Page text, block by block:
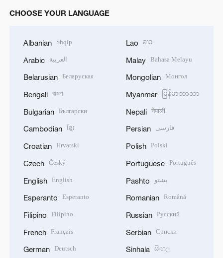
CHOOSE YOUR LANGUAGE
Albanian Shqip
Arabic العربية
Belarusian Беларуская
Bengali বাংলা
Bulgarian Български
Cambodian ខ្មែរ
Croatian Hrvatski
Czech Český
English English
Esperanto Esperanto
Filipino Filipino
French Français
German Deutsch
Lao ລາວ
Malay Bahasa Melayu
Mongolian Монгол
Myanmar မြန်မာဘာသာ
Nepali नेपाली
Persian فارسی
Polish Polski
Portuguese Português
Pashto پښتو
Romanian Română
Russian Русский
Serbian Српски
Sinhala සිංහල